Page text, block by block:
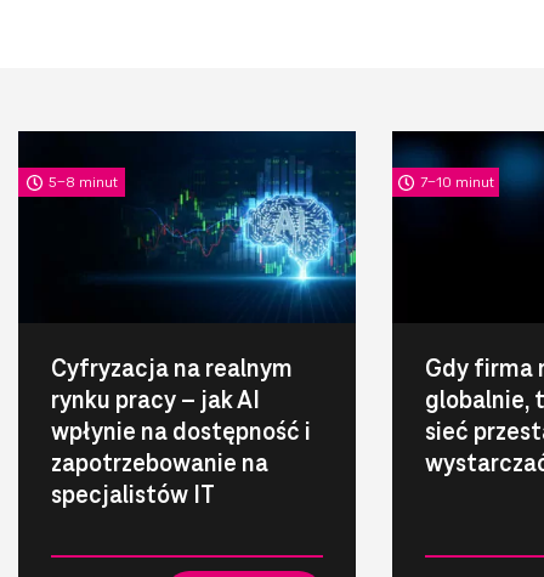
5-8 minut
Cyfryzacja na realnym
rynku pracy – jak AI
wpłynie na dostępność i
zapotrzebowanie na
specjalistów IT
7-10 minut
Gdy firma
globalnie,
sieć